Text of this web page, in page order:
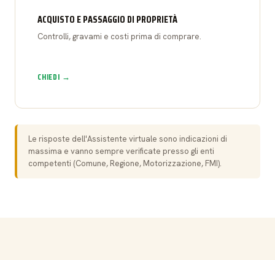
ACQUISTO E PASSAGGIO DI PROPRIETÀ
Controlli, gravami e costi prima di comprare.
CHIEDI →
Le risposte dell'Assistente virtuale sono indicazioni di
massima e vanno sempre verificate presso gli enti
competenti (Comune, Regione, Motorizzazione, FMI).